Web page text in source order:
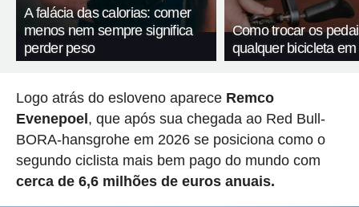
A falácia das calorias: comer
menos nem sempre significa
perder peso
Como trocar os
qualquer bicicleta
Logo atrás do esloveno aparece Remco
Evenepoel, que após sua chegada ao Red Bull-
BORA-hansgrohe em 2026 se posiciona como o
segundo ciclista mais bem pago do mundo com
cerca de 6,6 milhões de euros anuais.